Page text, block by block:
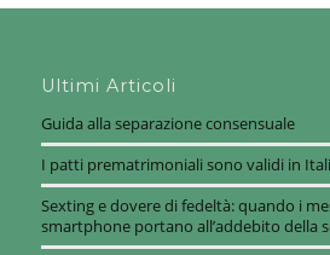
Ultimi Articoli
Guida alla separazione consensuale
I patti prematrimoniali sono validi in
Sexting e dovere di fedeltà: quando i
smartphone portano all’addebito della